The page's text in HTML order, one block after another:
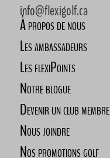
info@flexigolf.ca
À propos de nous
Les ambassadeurs
Les flexiPoints
Notre blogue
Devenir un club membre
Nous joindre
Nos promotions golf